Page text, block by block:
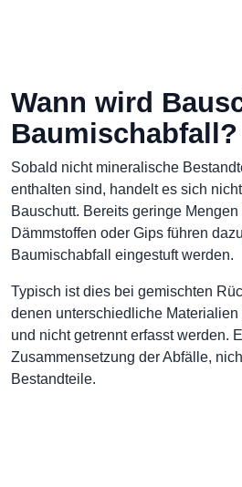
Wann wird
Baumischabfall?
Sobald nicht mineralische
enthalten sind, handelt es sich
Bauschutt. Bereits geringe
Dämmstoffen oder Gips führen
Baumischabfall eingestuft werden.
Typisch ist dies bei gemischten
denen unterschiedliche
und nicht getrennt erfasst werden.
Zusammensetzung der Abfälle,
Bestandteile.